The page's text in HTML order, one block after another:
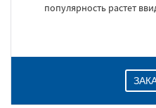
популярность растет